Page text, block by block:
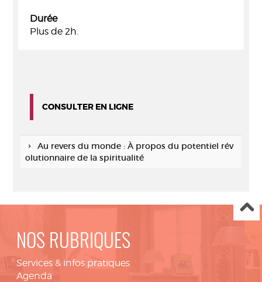
Durée
Plus de 2h.
CONSULTER EN LIGNE
Au revers du monde : À propos du potentiel rév
olutionnaire de la spiritualité
NOS RUBRIQUES
Services & infos pratiques
Agenda